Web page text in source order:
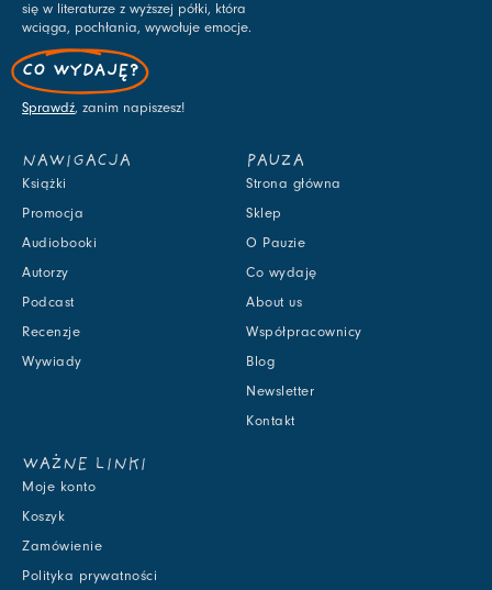
się w literaturze z wyższej półki, która
wciąga, pochłania, wywołuje emocje.
CO WYDAJĘ?
Sprawdź, zanim napiszesz!
NAWIGACJA
Książki
Promocja
Audiobooki
Autorzy
Podcast
Recenzje
Wywiady
PAUZA
Strona główna
Sklep
O Pauzie
Co wydaję
About us
Współpracownicy
Blog
Newsletter
Kontakt
WAŻNE LINKI
Moje konto
Koszyk
Zamówienie
Polityka prywatności